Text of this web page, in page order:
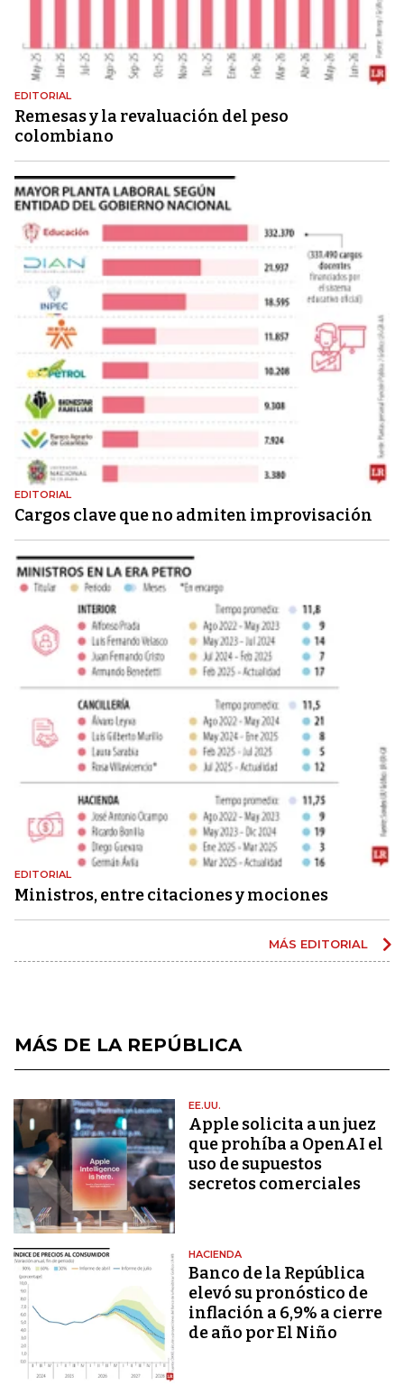
EDITORIAL
Remesas y la revaluación del peso
colombiano
EDITORIAL
Cargos clave que no admiten improvisación
EDITORIAL
Ministros, entre citaciones y mociones
MÁS EDITORIAL
MÁS DE LA REPÚBLICA
EE.UU.
Apple solicita a un juez
que prohíba a OpenAI el
uso de supuestos
secretos comerciales
HACIENDA
Banco de la República
elevó su pronóstico de
inflación a 6,9% a cierre
de año por El Niño